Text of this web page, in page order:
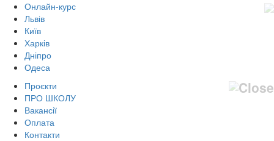
Онлайн-курс
Львів
Київ
Харків
Дніпро
Одеса
Проєкти
ПРО ШКОЛУ
Вакансії
Оплата
Контакти